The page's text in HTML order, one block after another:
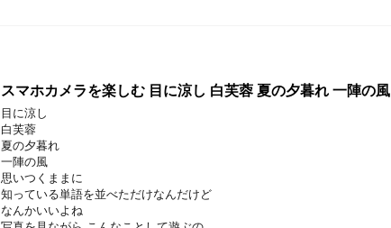
スマホカメラを楽しむ 目に涼し 白芙蓉 夏の夕暮れ 一陣の風
目に涼し
白芙蓉
夏の夕暮れ
一陣の風
思いつくままに
知っている単語を並べただけなんだけど
なんかいいよね